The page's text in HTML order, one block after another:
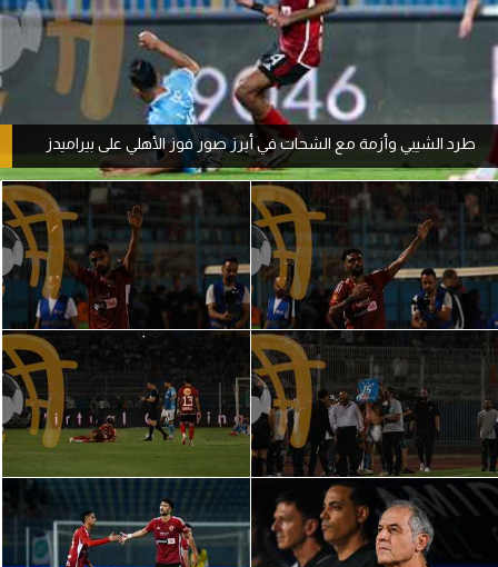
بطولات
أمريكا 2026
الدوري المصري
الدوري الإنجليزي الممتاز
الدوري الإسباني
الدوري الإيطالي
الدوري الألماني
الدوري الفرنسي
الدوري السعودي للمحترفين
طرد الشيبي وأزمة مع الشحات في أبرز صور فوز الأهلي على بيراميدز